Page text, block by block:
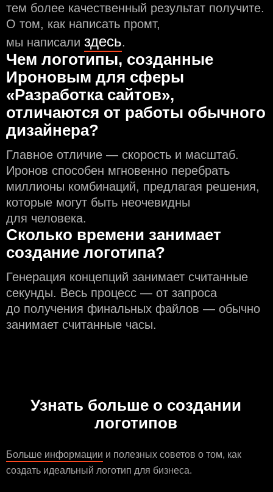
тем более качественный результат получите.
О том, как написать промт,
мы написали здесь.
Чем логотипы, созданные
Ироновым для сферы
«Разработка сайтов»,
отличаются от работы обычного
дизайнера?
Главное отличие — скорость и масштаб.
Иронов способен мгновенно перебрать
миллионы комбинаций, предлагая решения,
которые могут быть неочевидны
для человека.
Сколько времени занимает
создание логотипа?
Генерация концепций занимает считанные
секунды. Весь процесс — от запроса
до получения финальных файлов — обычно
занимает считанные часы.
Узнать больше о создании
логотипов
Больше информации и полезных советов о том, как
создать идеальный логотип для бизнеса.